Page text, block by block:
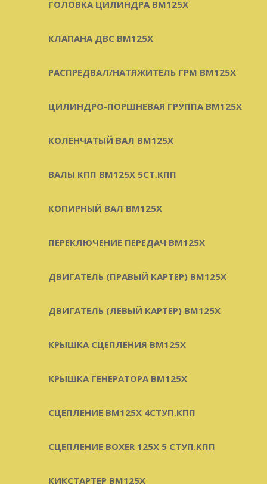
ГОЛОВКА ЦИЛИНДРА BM125X
КЛАПАНА ДВС BM125X
РАСПРЕДВАЛ/НАТЯЖИТЕЛЬ ГРМ BM125X
ЦИЛИНДРО-ПОРШНЕВАЯ ГРУППА BM125X
КОЛЕНЧАТЫЙ ВАЛ BM125X
ВАЛЫ КПП BM125X 5СТ.КПП
КОПИРНЫЙ ВАЛ BM125X
ПЕРЕКЛЮЧЕНИЕ ПЕРЕДАЧ BM125X
ДВИГАТЕЛЬ (ПРАВЫЙ КАРТЕР) BM125X
ДВИГАТЕЛЬ (ЛЕВЫЙ КАРТЕР) BM125X
КРЫШКА СЦЕПЛЕНИЯ BM125X
КРЫШКА ГЕНЕРАТОРА BM125X
СЦЕПЛЕНИЕ BM125X 4СТУП.КПП
СЦЕПЛЕНИЕ BOXER 125X 5 СТУП.КПП
КИКСТАРТЕР BM125X